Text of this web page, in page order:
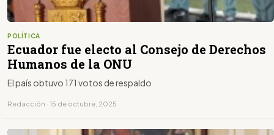
POLÍTICA
Ecuador fue electo al Consejo de Derechos
Humanos de la ONU
El país obtuvo 171 votos de respaldo
Redacción · 15 de octubre, 2025